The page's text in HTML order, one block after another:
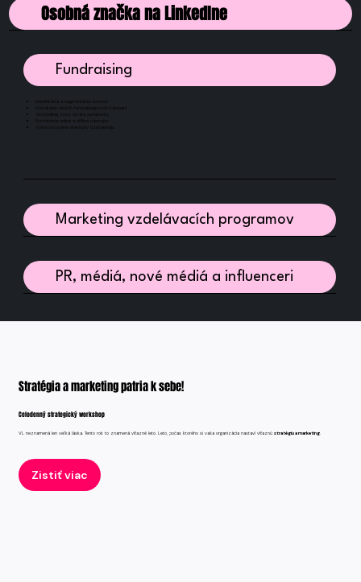
Osobná značka na LinkedIne
Fundraising
Identifikácia a segmentácia donorov
Vytváranie silných fundraisingových kampaní
Storytelling, ktorý otvára peňaženky
Kombinácia online a offline nástrojov
Vyhodnocovanie efektivity fundraisingu
Marketing vzdelávacích programov
PR, médiá, nové médiá a influenceri
Stratégia a marketing patria k sebe!
Celodenný strategický workshop
VL neznamená len veľká láska. Tento rok to znamená víťazné leto. Leto, počas ktorého si vaša organizácia nastaví víťaznústratégiu a marketing.
Zistiť viac